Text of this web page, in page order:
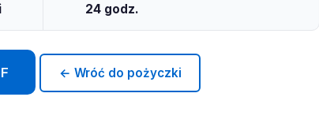
24 godz.
← Wróć do pożyczki